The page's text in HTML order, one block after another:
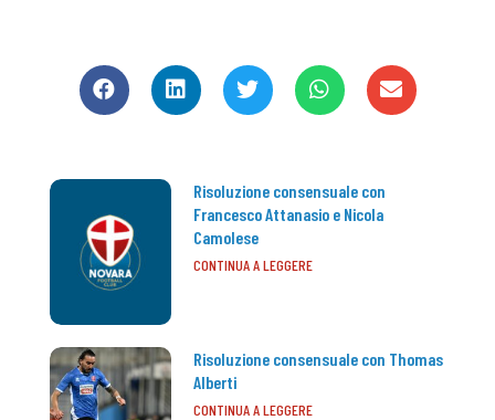
Risoluzione consensuale con
Francesco Attanasio e Nicola
Camolese
CONTINUA A LEGGERE
Risoluzione consensuale con Thomas
Alberti
CONTINUA A LEGGERE